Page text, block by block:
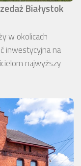
Białystok
w okolicach
inwestycyjna na
najwyższy